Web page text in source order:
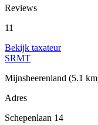
Reviews
11
Bekijk taxateur
SRMT
Mijnsheerenland (5.1
Adres
Schepenlaan 14